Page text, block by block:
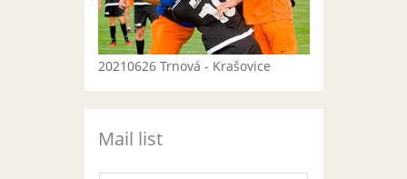
20210626 Trnová - Krašovice
Mail list